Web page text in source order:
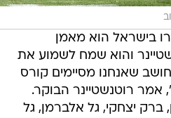
בישראל הוא מאמן
והוא שמח לשמוע את
שאנחנו מסיימים קורס
רוטנשטיינר הבוקר.
ברק יצחקי, גל אלברמן, גל